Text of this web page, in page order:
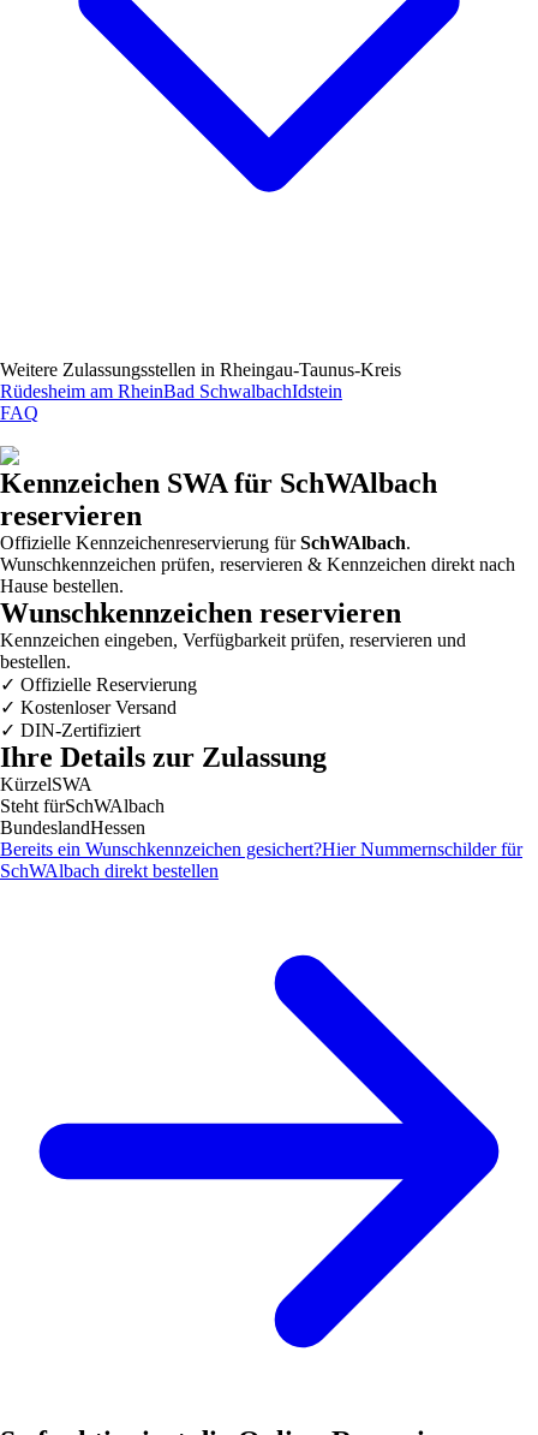
Weitere Zulassungsstellen in Rheingau-Taunus-Kreis
Rüdesheim am RheinBad SchwalbachIdstein
FAQ
Kennzeichen SWAfür SchWAlbach
reservieren
Offizielle Kennzeichenreservierung fürSchWAlbach.
Wunschkennzeichen prüfen, reservieren & Kennzeichen direkt nach
Hause bestellen.
Wunschkennzeichen reservieren
Kennzeichen eingeben, Verfügbarkeit prüfen, reservieren und
bestellen.
✓ Offizielle Reservierung
✓ Kostenloser Versand
✓ DIN-Zertifiziert
Ihre Details zur Zulassung
KürzelSWA
Steht fürSchWAlbach
BundeslandHessen
Bereits ein Wunschkennzeichen gesichert?Hier Nummernschilder für
SchWAlbach direkt bestellen